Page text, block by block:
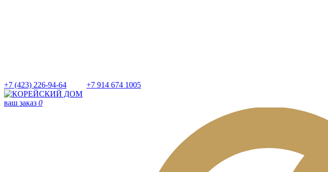
+7 (423) 226-94-64 +7 914 674 1005
ваш заказ 0